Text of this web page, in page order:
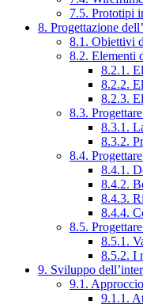
7.5. Prototipi
8. Progettazione
8.1. Obiettivi
8.2. Elementi
8.2.1.
8.2.2.
8.2.3.
8.3.
8.3.1.
8.3.2.
8.4.
8.4.1.
8.4.2.
8.4.3.
8.4.4.
8.5.
8.5.1.
8.5.2. I
9. Sviluppo
9.1.
9.1.1.